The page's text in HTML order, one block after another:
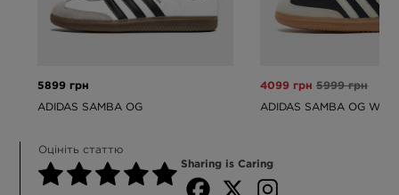
5899 грн
ADIDAS SAMBA OG
4099 грн 5999 грн
ADIDAS SAMBA OG W
Оцініть статтю
Sharing is Caring